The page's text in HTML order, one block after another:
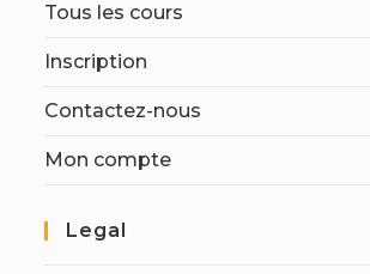
Tous les cours
Inscription
Contactez-nous
Mon compte
Legal